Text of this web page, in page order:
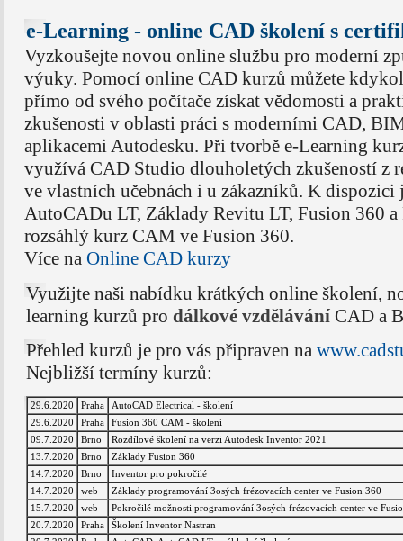
e-Learning - online CAD školení s
Vyzkoušejte novou online službu pro moderní
výuky. Pomocí online CAD kurzů můžete
přímo od svého počítače získat vědomosti a
zkušenosti v oblasti práci s moderními CAD,
aplikacemi Autodesku. Při tvorbě e-Learning
využívá CAD Studio dlouholetých zkušeností z
ve vlastních učebnách i u zákazníků. K
AutoCADu LT, Základy Revitu LT, Fusion 360 a
rozsáhlý kurz CAM ve Fusion 360.
Více na Online CAD kurzy
Využijte naši nabídku krátkých online školení,
learning kurzů pro dálkové vzděláváníCAD a
Přehled kurzů je pro vás připraven na
Nejbližší termíny kurzů:
29.6.2020 Praha
AutoCAD Electrical - školení
29.6.2020
Praha
Fusion 360 CAM - školení
09.7.2020
Brno
Rozdílové školení na verzi Autodesk Inventor 2021
13.7.2020
Brno
Základy Fusion 360
14.7.2020
Brno
Inventor pro pokročilé
14.7.2020
web
Základy programování 3osých frézovacích center ve Fusion 360
15.7.2020
web
Pokročilé možnosti programování 3osých frézovacích center ve
20.7.2020
Praha
Školení Inventor Nastran